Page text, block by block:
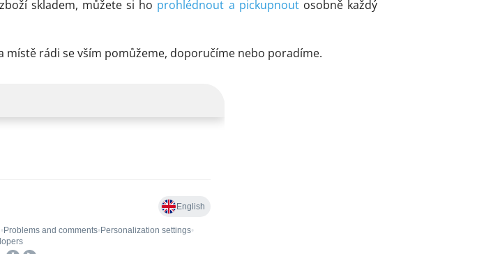
skladem, můžete si ho prohlédnout a pickupnoutosobně každý
místě rádi se vším pomůžeme, doporučíme nebo poradíme.